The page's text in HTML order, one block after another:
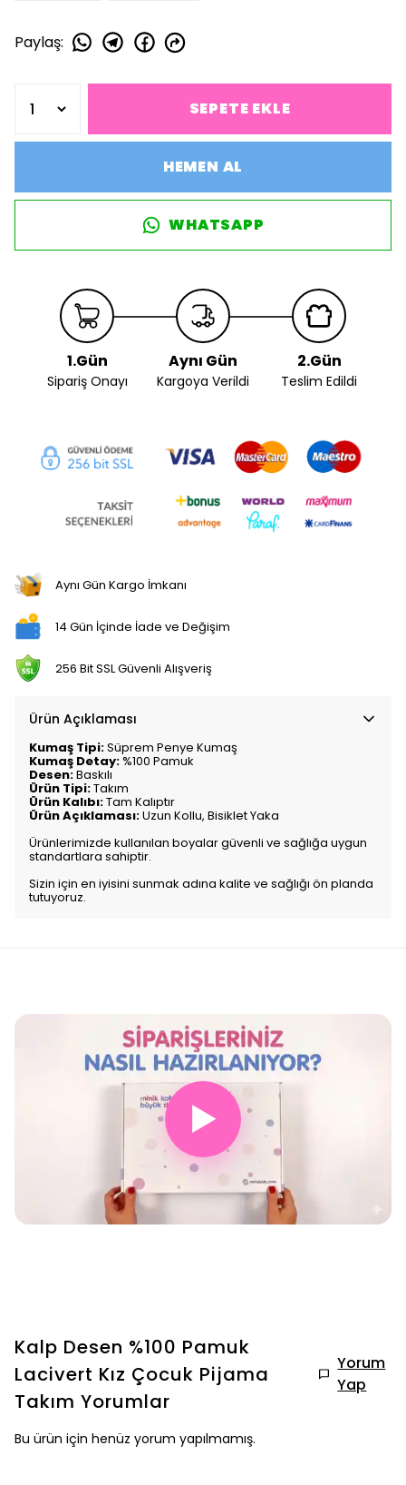
Paylaş:
SEPETE EKLE
HEMEN AL
WHATSAPP
1.Gün
Sipariş Onayı
Aynı Gün
Kargoya Verildi
2.Gün
Teslim Edildi
Aynı Gün Kargo İmkanı
14 Gün İçinde İade ve Değişim
256 Bit SSL Güvenli Alışveriş
Ürün Açıklaması
Kumaş Tipi:Süprem Penye Kumaş
Kumaş Detay:%100 Pamuk
Desen:Baskılı
Ürün Tipi:Takım
Ürün Kalıbı:Tam Kalıptır
Ürün Açıklaması:Uzun Kollu, Bisiklet Yaka
Ürünlerimizde kullanılan boyalar güvenli ve sağlığa uygun
standartlara sahiptir.
Sizin için en iyisini sunmak adına kalite ve sağlığı ön planda
tutuyoruz.
▶
Kalp Desen %100 Pamuk
Lacivert Kız Çocuk Pijama
Takım Yorumlar
Yorum
Yap
Bu ürün için henüz yorum yapılmamış.